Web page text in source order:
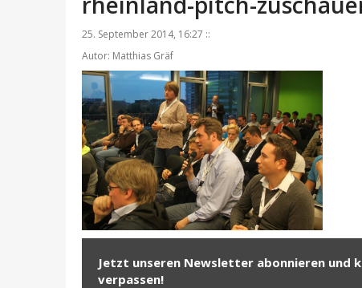
25. September 2014, 16:27 ::
Autor: Matthias Gräf
Jetzt unseren Newsletter abonnieren und
verpassen!